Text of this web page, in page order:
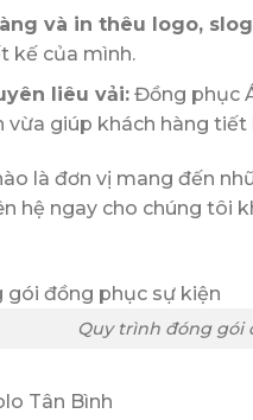
và in thêu logo,
kế của mình.
liêu vải:Đồng phục
giúp khách hàng
là đơn vị mang đến
hệ ngay cho chúng tôi
Quy trình đóng gói